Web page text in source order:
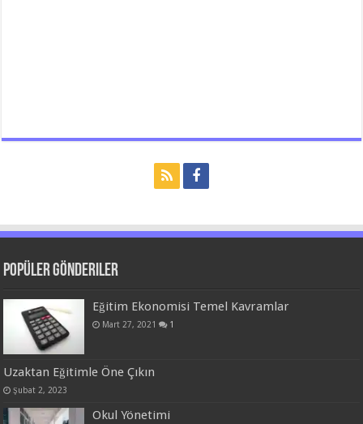
Popüler Gönderiler
Eğitim Ekonomisi Temel Kavramlar
Mart 27, 2021 1
Uzaktan Eğitimle Öne Çıkın
Şubat 2, 2023
Okul Yönetimi